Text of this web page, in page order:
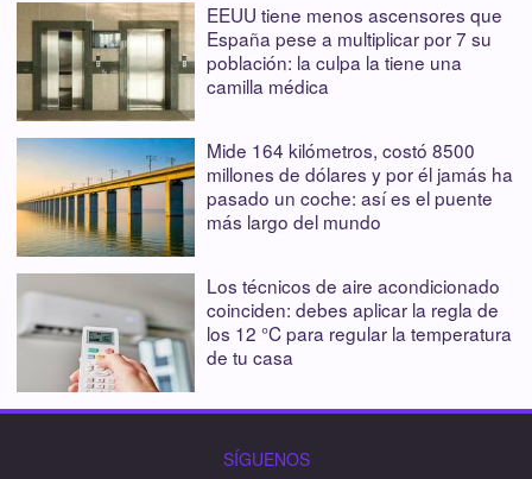
EEUU tiene menos ascensores que
España pese a multiplicar por 7 su
población: la culpa la tiene una
camilla médica
Mide 164 kilómetros, costó 8500
millones de dólares y por él jamás ha
pasado un coche: así es el puente
más largo del mundo
Los técnicos de aire acondicionado
coinciden: debes aplicar la regla de
los 12 °C para regular la temperatura
de tu casa
SÍGUENOS